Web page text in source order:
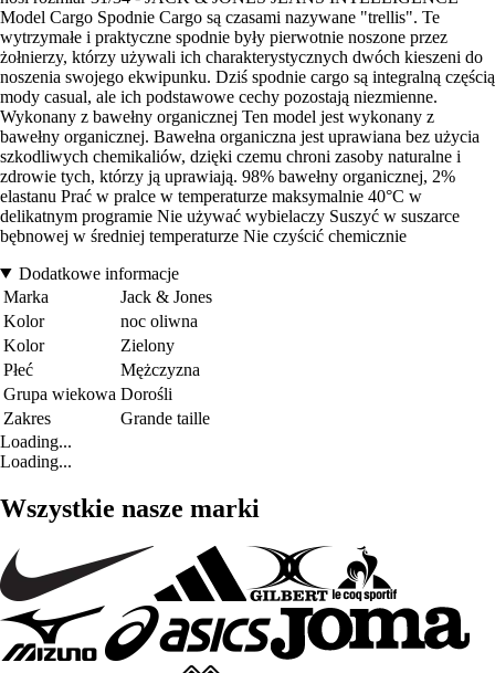
Model Cargo Spodnie Cargo są czasami nazywane "trellis". Te
wytrzymałe i praktyczne spodnie były pierwotnie noszone przez
żołnierzy, którzy używali ich charakterystycznych dwóch kieszeni do
noszenia swojego ekwipunku. Dziś spodnie cargo są integralną częścią
mody casual, ale ich podstawowe cechy pozostają niezmienne.
Wykonany z bawełny organicznej Ten model jest wykonany z
bawełny organicznej. Bawełna organiczna jest uprawiana bez użycia
szkodliwych chemikaliów, dzięki czemu chroni zasoby naturalne i
zdrowie tych, którzy ją uprawiają. 98% bawełny organicznej, 2%
elastanu Prać w pralce w temperaturze maksymalnie 40°C w
delikatnym programie Nie używać wybielaczy Suszyć w suszarce
bębnowej w średniej temperaturze Nie czyścić chemicznie
Dodatkowe informacje
Marka
Jack & Jones
Kolor
noc oliwna
Kolor
Zielony
Płeć
Mężczyzna
Grupa wiekowa Dorośli
Zakres
Grande taille
Loading...
Loading...
Wszystkie nasze marki